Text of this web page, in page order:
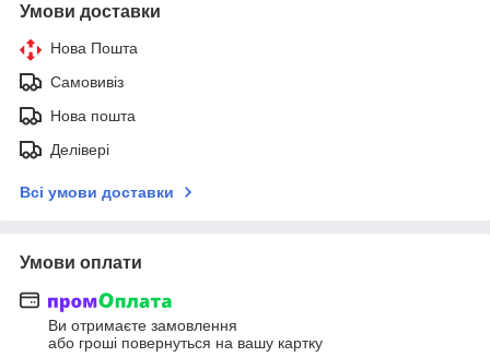
Умови доставки
Нова Пошта
Самовивіз
Нова пошта
Делівері
Всі умови доставки
Умови оплати
Ви отримаєте замовлення
або гроші повернуться на вашу картку